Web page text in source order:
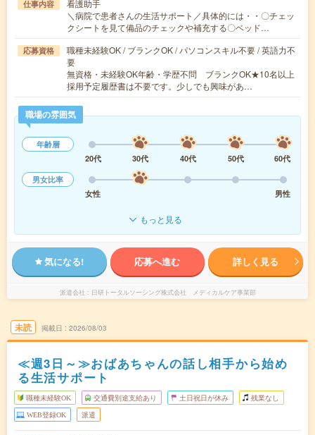
仕事内容
看護助手
＼病院で患者さんの生活サポート／具体的には・・〇チェッ
クシートを見て備品のチェックや補充する〇ベッド…
応募資格
職種未経験OK / ブランクOK / パソコンスキル不要 / 英語力不
要
無資格・未経験OK年齢・学歴不問 ブランクOK★10名以上
採用予定履歴書は不要です。少しでも興味があ…
職場の雰囲気
年齢層
20代
30代 40代 50代
60代
男女比率
女性
男性
もっと見る
気になる! 応募へ進む 詳しく見る
派遣会社 日研トータルソーシング株式会社 メディカルケア事業部
未読 掲載日 2026/08/03
≪週3日～≫おばあちゃんの話し相手から始め
る生活サポート
職種未経験OK 交通費別途支給あり 土日祝日が休み 残業なし
WEB登録OK 派遣